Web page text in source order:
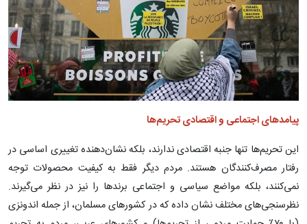
پیامدهای اجتماعی و اقتصادی تحریم‌ها
این تحریم‌ها تنها جنبه اقتصادی ندارند، بلکه نشان‌دهنده تغییری اساسی در
رفتار مصرف‌کنندگان هستند. مردم دیگر فقط به کیفیت محصولات توجه
نمی‌کنند، بلکه مواضع سیاسی و اجتماعی برندها را نیز در نظر می‌گیرند.
نظرسنجی‌های مختلف نشان داده که در کشورهای مسلمان، از جمله اندونزی